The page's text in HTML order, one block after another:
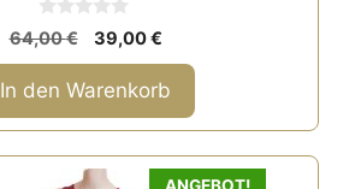
0
v
o
5
64,00€
Ursprünglicher
Preis
war:
39,00€Aktueller
Preis
ist:
39,00 €.
In den Warenkorb
ANGEBOT!